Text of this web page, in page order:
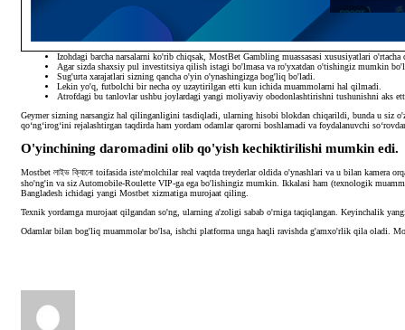
Izohdagi barcha narsalarni ko'rib chiqsak, MostBet Gambling muassasasi xususiyatlari
Agar sizda shaxsiy pul investitsiya qilish istagi bo'lmasa va ro'yxatdan o'tishingiz mumkin
Sug'urta xarajatlari sizning qancha o'yin o'ynashingizga bog'liq bo'ladi.
Lekin yo'q, futbolchi bir necha oy uzaytirilgan etti kun ichida muammolarni hal qilmadi.
Atrofdagi bu tanlovlar ushbu joylardagi yangi moliyaviy obodonlashtirishni tushunishni aks
Geymer sizning narsangiz hal qilinganligini tasdiqladi, ularning hisobi blokdan chiqarildi, bunda u
qoʻngʻirogʻini rejalashtirgan taqdirda ham yordam odamlar qarorni boshlamadi va foydalanuvchi
O'yinchining daromadini olib qo'yish kechiktirilishi mumkin edi.
Mostbet লাইভ ক্যািনো toifasida iste'molchilar real vaqtda treyderlar oldida o'ynashlari va u bilan
sho'ng'in va siz Automobile-Roulette VIP-ga ega bo'lishingiz mumkin. Ikkalasi ham (texnologik
Bangladesh ichidagi yangi Mostbet xizmatiga murojaat qiling.
Texnik yordamga murojaat qilgandan so'ng, ularning a'zoligi sabab o'rniga taqiqlangan. Keyinchalik
Odamlar bilan bog'liq muammolar bo'lsa, ishchi platforma unga haqli ravishda g'amxo'rlik qila oladi.